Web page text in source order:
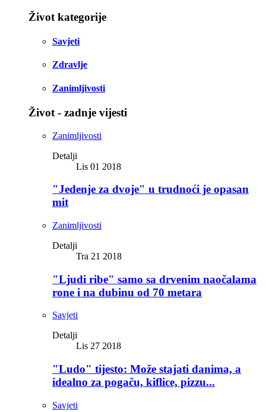
Život kategorije
Savjeti
Zdravlje
Zanimljivosti
Život - zadnje vijesti
Zanimljivosti
Detalji
Lis 01 2018
"Jedenje za dvoje" u trudnoći je opasan
mit
Zanimljivosti
Detalji
Tra 21 2018
"Ljudi ribe" samo sa drvenim naočalama
rone i na dubinu od 70 metara
Savjeti
Detalji
Lis 27 2018
"Ludo" tijesto: Može stajati danima, a
idealno za pogaču, kiflice, pizzu...
Savjeti